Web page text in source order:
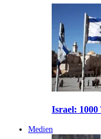
Israel: 1000
Medien